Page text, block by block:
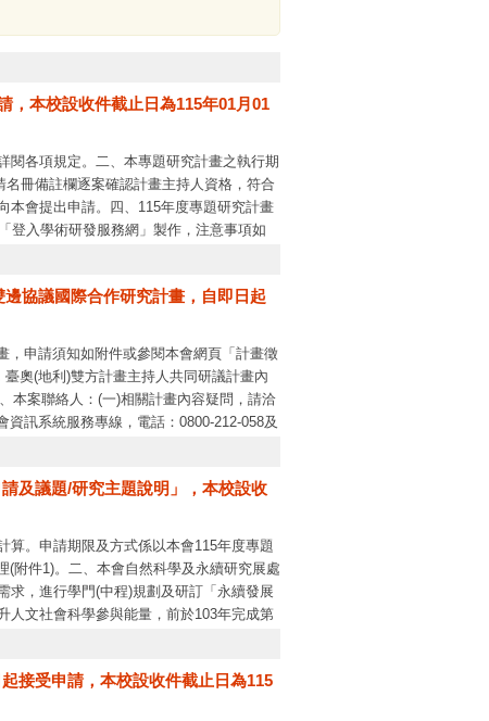
，本校設收件截止日為115年01月01
閱各項規定。二、本專題研究計畫之執行期
冊備註欄逐案確認計畫主持人資格，符合
本會提出申請。四、115年度專題研究計畫
登入學術研發服務網」製作，注意事項如
請各項補助經費。有關研究人力費部
書)中涉及人體試驗、採集人體檢體等本
容與方法均應確實送交有關之審查會、
協議國際合作研究計畫，自即日起
，申請須知如附件或參閱本會網頁「計畫徵
奧(地利)雙方計畫主持人共同研議計畫內
本案聯絡人：(一)相關計畫內容疑問，請洽
訊系統服務專線，電話：0800-212-058及
及議題/研究主題說明」，本校設收
算。申請期限及方式係以本會115年度專題
(附件1)。二、本會自然科學及永續研究展處
求，進行學門(中程)規劃及研訂「永續發展
人文社會科學參與能量，前於103年完成第
合研究的研擬、執行與成果中；後於108
接受申請，本校設收件截止日為115